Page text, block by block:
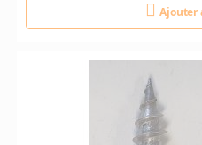
Ajouter